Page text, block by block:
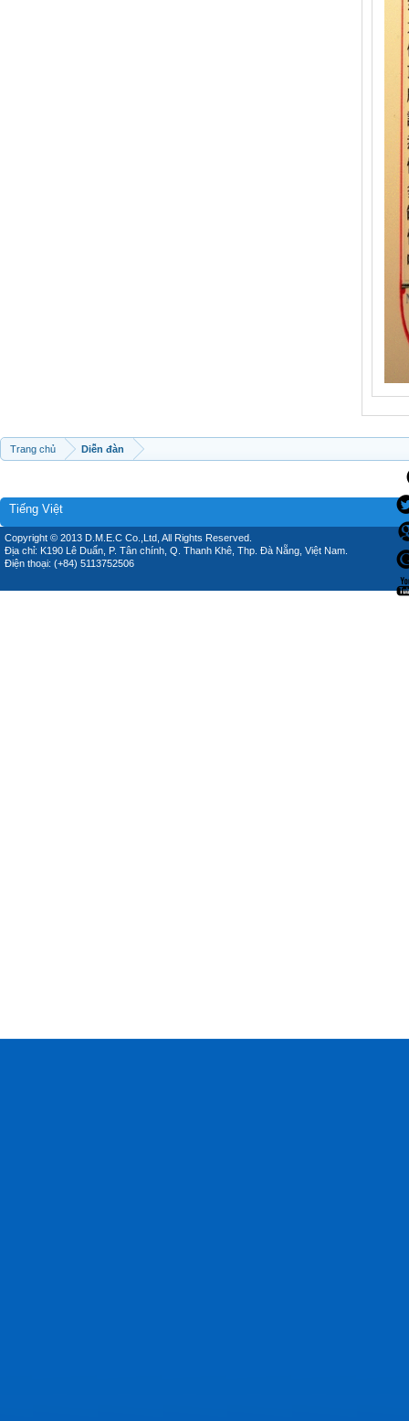
Trang chủ Diễn đàn
Tiếng Việt
Copyright © 2013 D.M.E.C Co.,Ltd, All Rights Reserved.
Địa chỉ: K190 Lê Duẩn, P. Tân chính, Q. Thanh Khê, Thp. Đà Nẵng, Việt Nam.
Điện thoại: (+84) 5113752506